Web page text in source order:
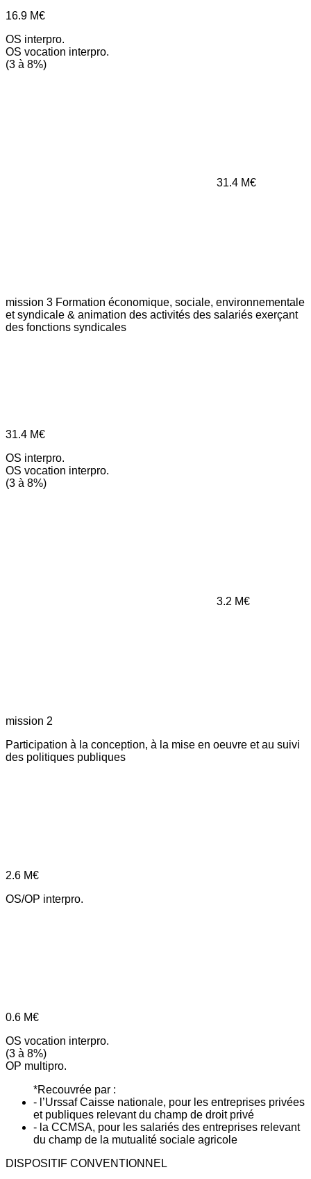
16.9 M€
OS interpro.
OS vocation interpro.
(3 à 8%)
31.4 M€
mission 3 Formation économique, sociale, environnementale
et syndicale & animation des activités des salariés exerçant
des fonctions syndicales
31.4 M€
OS interpro.
OS vocation interpro.
(3 à 8%)
3.2 M€
mission 2
Participation à la conception, à la mise en oeuvre et au suivi
des politiques publiques
2.6 M€
OS/OP interpro.
0.6 M€
OS vocation interpro.
(3 à 8%)
OP multipro.
*Recouvrée par :
- l’Urssaf Caisse nationale, pour les entreprises privées
et publiques relevant du champ de droit privé
- la CCMSA, pour les salariés des entreprises relevant
du champ de la mutualité sociale agricole
DISPOSITIF CONVENTIONNEL